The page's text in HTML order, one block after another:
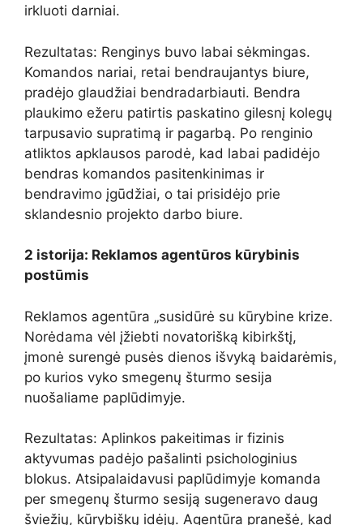
irkluoti darniai.
Rezultatas: Renginys buvo labai sėkmingas.
Komandos nariai, retai bendraujantys biure,
pradėjo glaudžiai bendradarbiauti. Bendra
plaukimo ežeru patirtis paskatino gilesnį kolegų
tarpusavio supratimą ir pagarbą. Po renginio
atliktos apklausos parodė, kad labai padidėjo
bendras komandos pasitenkinimas ir
bendravimo įgūdžiai, o tai prisidėjo prie
sklandesnio projekto darbo biure.
2 istorija: Reklamos agentūros kūrybinis
postūmis
Reklamos agentūra „susidūrė su kūrybine krize.
Norėdama vėl įžiebti novatorišką kibirkštį,
įmonė surengė pusės dienos išvyką baidarėmis,
po kurios vyko smegenų šturmo sesija
nuošaliame paplūdimyje.
Rezultatas: Aplinkos pakeitimas ir fizinis
aktyvumas padėjo pašalinti psichologinius
blokus. Atsipalaidavusi paplūdimyje komanda
per smegenų šturmo sesiją sugeneravo daug
šviežių, kūrybiškų idėjų. Agentūra pranešė, kad